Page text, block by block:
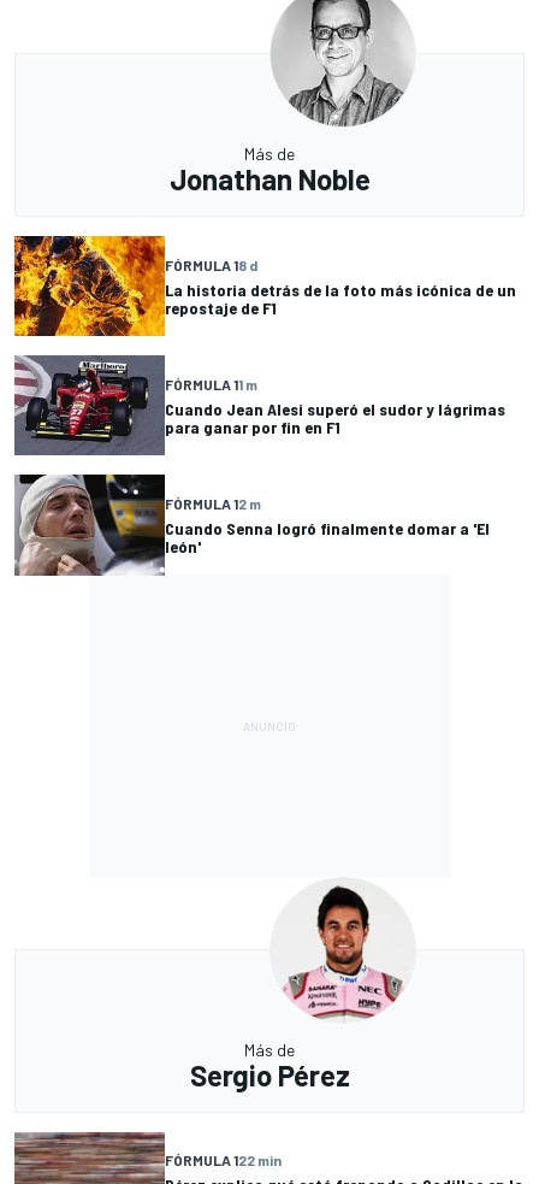
Más de
Jonathan Noble
FÓRMULA 18 d
La historia detrás de la foto más icónica de un
repostaje de F1
FÓRMULA 11 m
Cuando Jean Alesi superó el sudor y lágrimas
para ganar por fin en F1
FÓRMULA 12 m
Cuando Senna logró finalmente domar a 'El
león'
Más de
Sergio Pérez
FÓRMULA 122 min